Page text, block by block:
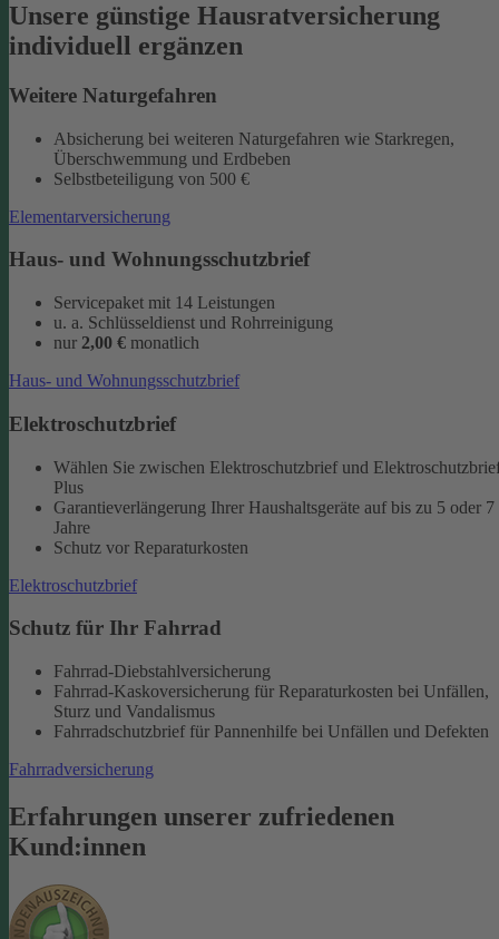
Unsere günstige Hausratversicherung
individuell ergänzen
Weitere Naturgefahren
Absicherung bei weiteren Naturgefahren wie Starkregen,
Überschwemmung und Erdbeben
Selbstbeteiligung von 500 €
Elementarversicherung
Haus- und Wohnungsschutzbrief
Servicepaket mit 14 Leistungen
u. a. Schlüsseldienst und Rohrreinigung
nur 2,00 € monatlich
Haus- und Wohnungsschutzbrief
Elektroschutzbrief
Wählen Sie zwischen Elektroschutzbrief und
Plus
Garantieverlängerung Ihrer Haushaltsgeräte auf bis zu 5 oder 7
Jahre
Schutz vor Reparaturkosten
Elektroschutzbrief
Schutz für Ihr Fahrrad
Fahrrad-Diebstahlversicherung
Fahrrad-Kaskoversicherung für Reparaturkosten bei Unfällen,
Sturz und Vandalismus
Fahrradschutzbrief für Pannenhilfe bei Unfällen und Defekten
Fahrradversicherung
Erfahrungen unserer zufriedenen
Kund:innen